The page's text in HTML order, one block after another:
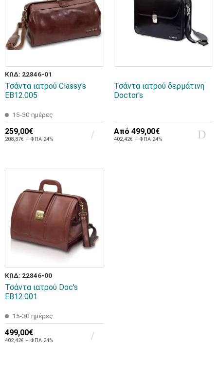
ΚΩΔ: 22846-01
Τσάντα ιατρού Classy's
EB12.005
15-30 ημέρες
259,00€
208,87€ + ΦΠΑ 24%
Τσάντα ιατρού δερμάτινη
Doctor's
Από 499,00€
402,42€ + ΦΠΑ 24%
ΚΩΔ: 22846-00
Τσάντα ιατρού Doc's
EB12.001
15-30 ημέρες
499,00€
402,42€ + ΦΠΑ 24%